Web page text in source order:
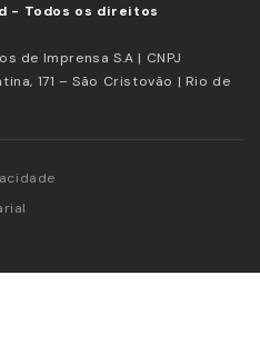
- Todos os direitos
de Imprensa S.A | CNPJ
171 – São Cristovão | Rio de